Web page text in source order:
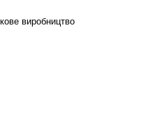
виробництво